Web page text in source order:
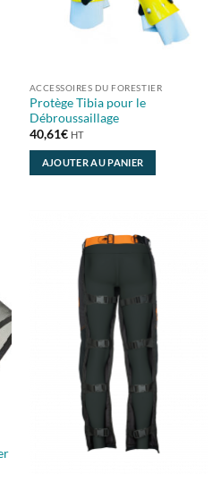
ACCESSOIRES DU FORESTIER
Protège Tibia pour le
Débroussaillage
40,61€ HT
AJOUTER AU PANIER